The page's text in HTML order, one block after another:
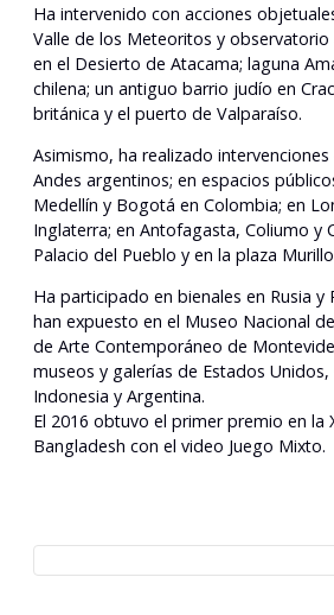
Ha intervenido con acciones
Valle de los Meteoritos y
en el Desierto de Atacama; laguna
chilena; un antiguo barrio judío en
británica y el puerto de Valparaíso.
Asimismo, ha realizado
Andes argentinos; en espacios
Medellín y Bogotá en Colombia; en
Inglaterra; en Antofagasta, Coliumo y
Palacio del Pueblo y en la plaza
Ha participado en bienales en Rusia y
han expuesto en el Museo Nacional
de Arte Contemporáneo de
museos y galerías de Estados Unidos,
Indonesia y Argentina.
El 2016 obtuvo el primer premio en la
Bangladesh con el video Juego Mixto.